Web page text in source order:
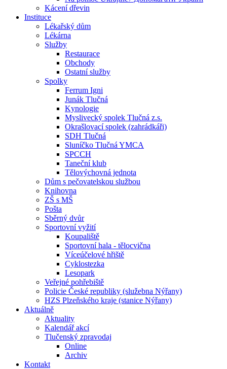
Kácení dřevin
Instituce
Lékařský dům
Lékárna
Služby
Restaurace
Obchody
Ostatní služby
Spolky
Ferrum Igni
Junák Tlučná
Kynologie
Myslivecký spolek Tlučná z.s.
Okrašlovací spolek (zahrádkáři)
SDH Tlučná
Sluníčko Tlučná YMCA
SPCCH
Taneční klub
Tělovýchovná jednota
Dům s pečovatelskou službou
Knihovna
ZŠ s MŠ
Pošta
Sběrný dvůr
Sportovní vyžití
Koupaliště
Sportovní hala - tělocvična
Víceúčelové hřiště
Cyklostezka
Lesopark
Veřejné pohřebiště
Policie České republiky (služebna Nýřany)
HZS Plzeňského kraje (stanice Nýřany)
Aktuálně
Aktuality
Kalendář akcí
Tlučenský zpravodaj
Online
Archiv
Kontakt